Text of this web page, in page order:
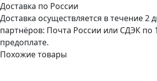
Доставка по России
Доставка осуществляется в течение 2
партнёров: Почта России или СДЭК по
предоплате.
Похожие товары